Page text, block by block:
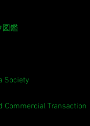
図鑑
Society
Commercial Transaction